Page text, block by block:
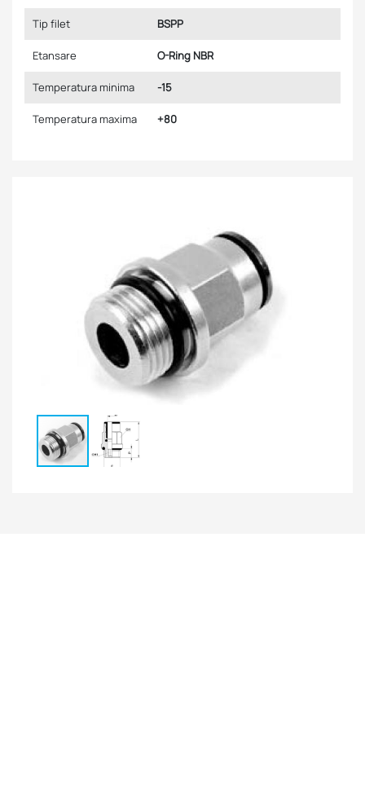
Tip filet BSPP
Etansare O-Ring NBR
Temperatura minima -15
Temperatura maxima +80